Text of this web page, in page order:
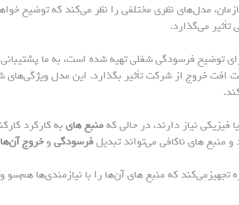
مدل‌های نظری مختلفی را نظر می‌کند که توضیح
می‌گذارد.
توضیح فرسودگی شغلی تهیه شده است، به ما پشتیبانی
افت خروج از شرکت تأثیر بگذارد. این مدل ویژگی‌های
نیاز دارند، در حالی کهمنبع های به کارکرد
منبع های ناکافی می‌تواند تبدیلفرسودگی وخروج
تجهیزمی‌کند که منبع های آن‌ها را با نیازمندی‌ها